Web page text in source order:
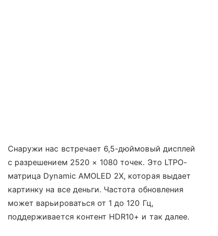
Снаружи нас встречает 6,5-дюймовый дисплей
с разрешением 2520 × 1080 точек. Это LTPO-
матрица Dynamic AMOLED 2X, которая выдает
картинку на все деньги. Частота обновления
может варьироваться от 1 до 120 Гц,
поддерживается контент HDR10+ и так далее.